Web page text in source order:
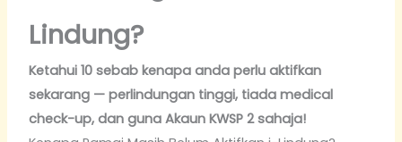
Lindung?
Ketahui 10 sebab kenapa anda perlu aktifkan
sekarang — perlindungan tinggi, tiada medical
check-up, dan guna Akaun KWSP 2 sahaja!